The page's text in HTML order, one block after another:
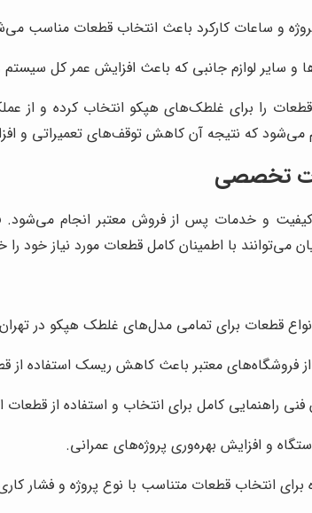
و ساعات کارکرد باعث انتخاب قطعات مناسب
و سایر لوازم جانبی که باعث افزایش عمر کل
قطعات را برای غلطک‌های هپکو انتخاب کرده و از
که نتیجه آن کاهش توقف‌های تعمیراتی و
تخصصی
و خدمات پس از فروش معتبر انجام می‌شود.
می‌توانند با اطمینان کامل قطعات مورد نیاز خود را
قطعات برای تمامی مدل‌های غلطک هپکو در
فروشگاه‌های معتبر باعث کاهش ریسک استفاده از
فنی راهنمایی کامل برای انتخاب و استفاده از قطعات
و افزایش بهره‌وری پروژه‌های عمرانی.
برای انتخاب قطعات متناسب با نوع پروژه و فشار